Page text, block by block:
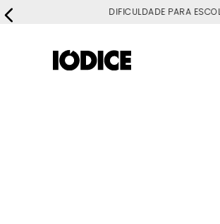
DIFICULDADE PARA